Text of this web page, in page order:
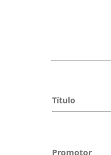
Título
Promotor